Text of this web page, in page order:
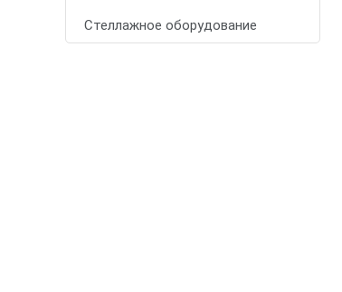
Стеллажное оборудование